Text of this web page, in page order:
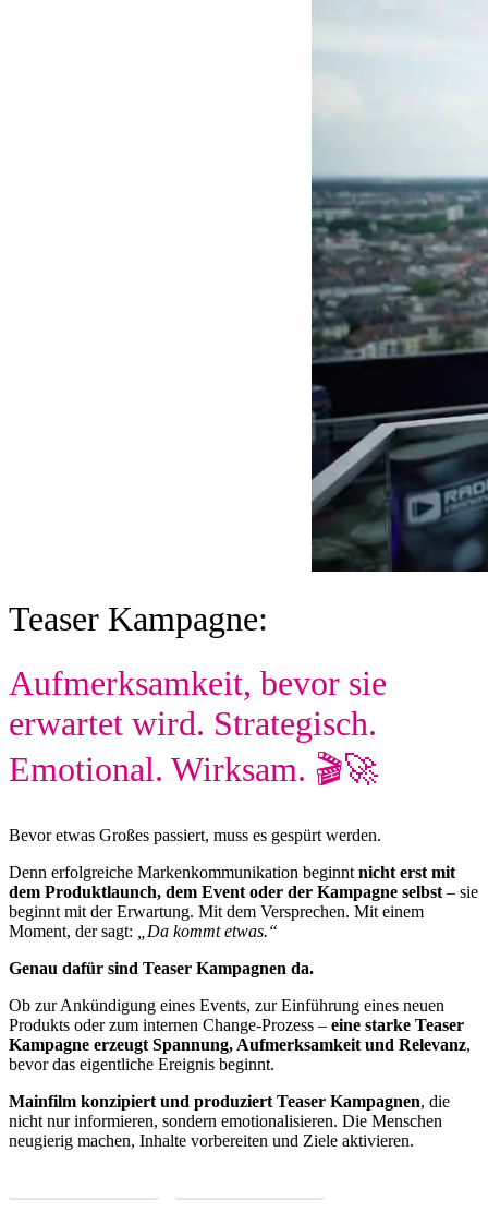
Teaser Kampagne:
Aufmerksamkeit, bevor sie
erwartet wird. Strategisch.
Emotional. Wirksam. 🎬🚀
Bevor etwas Großes passiert, muss es gespürt werden.
Denn erfolgreiche Markenkommunikation beginnt nicht erst mit
dem Produktlaunch, dem Event oder der Kampagne selbst – sie
beginnt mit der Erwartung. Mit dem Versprechen. Mit einem
Moment, der sagt:
„Da kommt etwas.“
Genau dafür sind Teaser Kampagnen da.
Ob zur Ankündigung eines Events, zur Einführung eines neuen
Produkts oder zum internen Change-Prozess – eine starke Teaser
Kampagne erzeugt Spannung, Aufmerksamkeit und Relevanz,
bevor das eigentliche Ereignis beginnt.
Mainfilm konzipiert und produziert Teaser Kampagnen, die
nicht nur informieren, sondern emotionalisieren. Die Menschen
neugierig machen, Inhalte vorbereiten und Ziele aktivieren.